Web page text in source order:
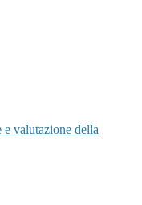
e valutazione della